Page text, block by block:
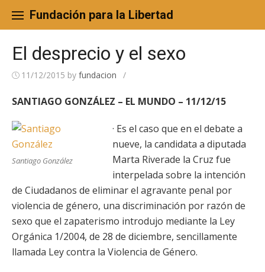
content
Fundación para la Libertad
El desprecio y el sexo
11/12/2015 by fundacion /
SANTIAGO GONZÁLEZ – EL MUNDO – 11/12/15
Santiago González
· Es el caso que en el debate a
nueve, la candidata a diputada
Marta Riverade la Cruz fue
interpelada sobre la intención
de Ciudadanos de eliminar el agravante penal por
violencia de género, una discriminación por razón de
sexo que el zapaterismo introdujo mediante la Ley
Orgánica 1/2004, de 28 de diciembre, sencillamente
llamada Ley contra la Violencia de Género.